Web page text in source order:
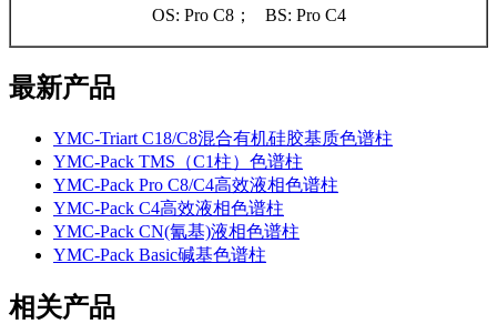
OS: Pro C8； BS: Pro C4
最新产品
YMC-Triart C18/C8混合有机硅胶基质色谱柱
YMC-Pack TMS（C1柱）色谱柱
YMC-Pack Pro C8/C4高效液相色谱柱
YMC-Pack C4高效液相色谱柱
YMC-Pack CN(氰基)液相色谱柱
YMC-Pack Basic碱基色谱柱
相关产品